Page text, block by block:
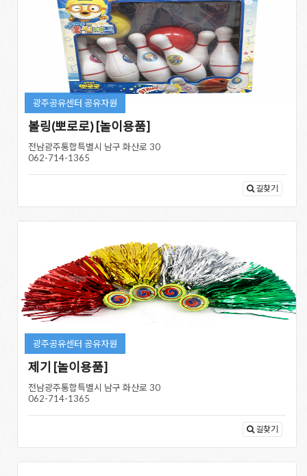
광주공유센터 공유자원
볼링(뽀로로) [놀이용품]
전남광주통합특별시 남구 화산로 30
062-714-1365
길찾기
광주공유센터 공유자원
제기 [놀이용품]
전남광주통합특별시 남구 화산로 30
062-714-1365
길찾기